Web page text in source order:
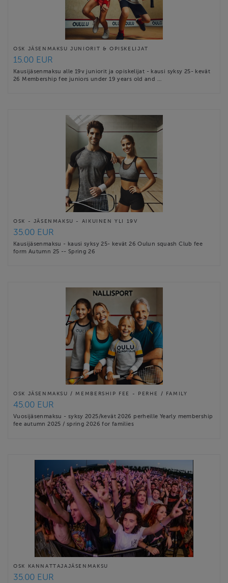
OSK JÄSENMAKSU JUNIORIT & OPISKELIJAT
15.00 EUR
Kausijäsenmaksu alle 19v juniorit ja opiskelijat - kausi syksy 25- kevät
26 Membership fee juniors under 19 years old and …
OSK - JÄSENMAKSU - AIKUINEN YLI 19V
35.00 EUR
Kausijäsenmaksu - kausi syksy 25- kevät 26 Oulun squash Club fee
form Autumn 25 -- Spring 26
OSK JÄSENMAKSU / MEMBERSHIP FEE - PERHE / FAMILY
45.00 EUR
Vuosijäsenmaksu - syksy 2025/kevät 2026 perheille Yearly membership
fee autumn 2025 / spring 2026 for families
OSK KANNATTAJAJÄSENMAKSU
35.00 EUR